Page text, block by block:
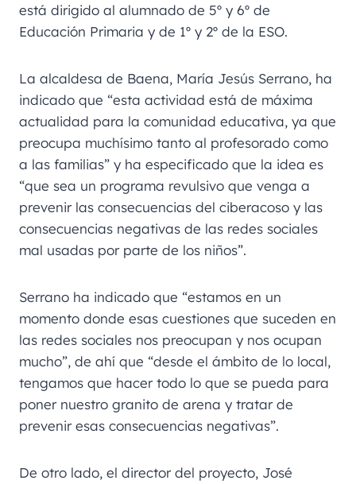
está dirigido al alumnado de 5º y 6º de
Educación Primaria y de 1º y 2º de la ESO.
La alcaldesa de Baena, María Jesús Serrano, ha
indicado que “esta actividad está de máxima
actualidad para la comunidad educativa, ya que
preocupa muchísimo tanto al profesorado como
a las familias” y ha especificado que la idea es
“que sea un programa revulsivo que venga a
prevenir las consecuencias del ciberacoso y las
consecuencias negativas de las redes sociales
mal usadas por parte de los niños”.
Serrano ha indicado que “estamos en un
momento donde esas cuestiones que suceden en
las redes sociales nos preocupan y nos ocupan
mucho”, de ahí que “desde el ámbito de lo local,
tengamos que hacer todo lo que se pueda para
poner nuestro granito de arena y tratar de
prevenir esas consecuencias negativas”.
De otro lado, el director del proyecto, José